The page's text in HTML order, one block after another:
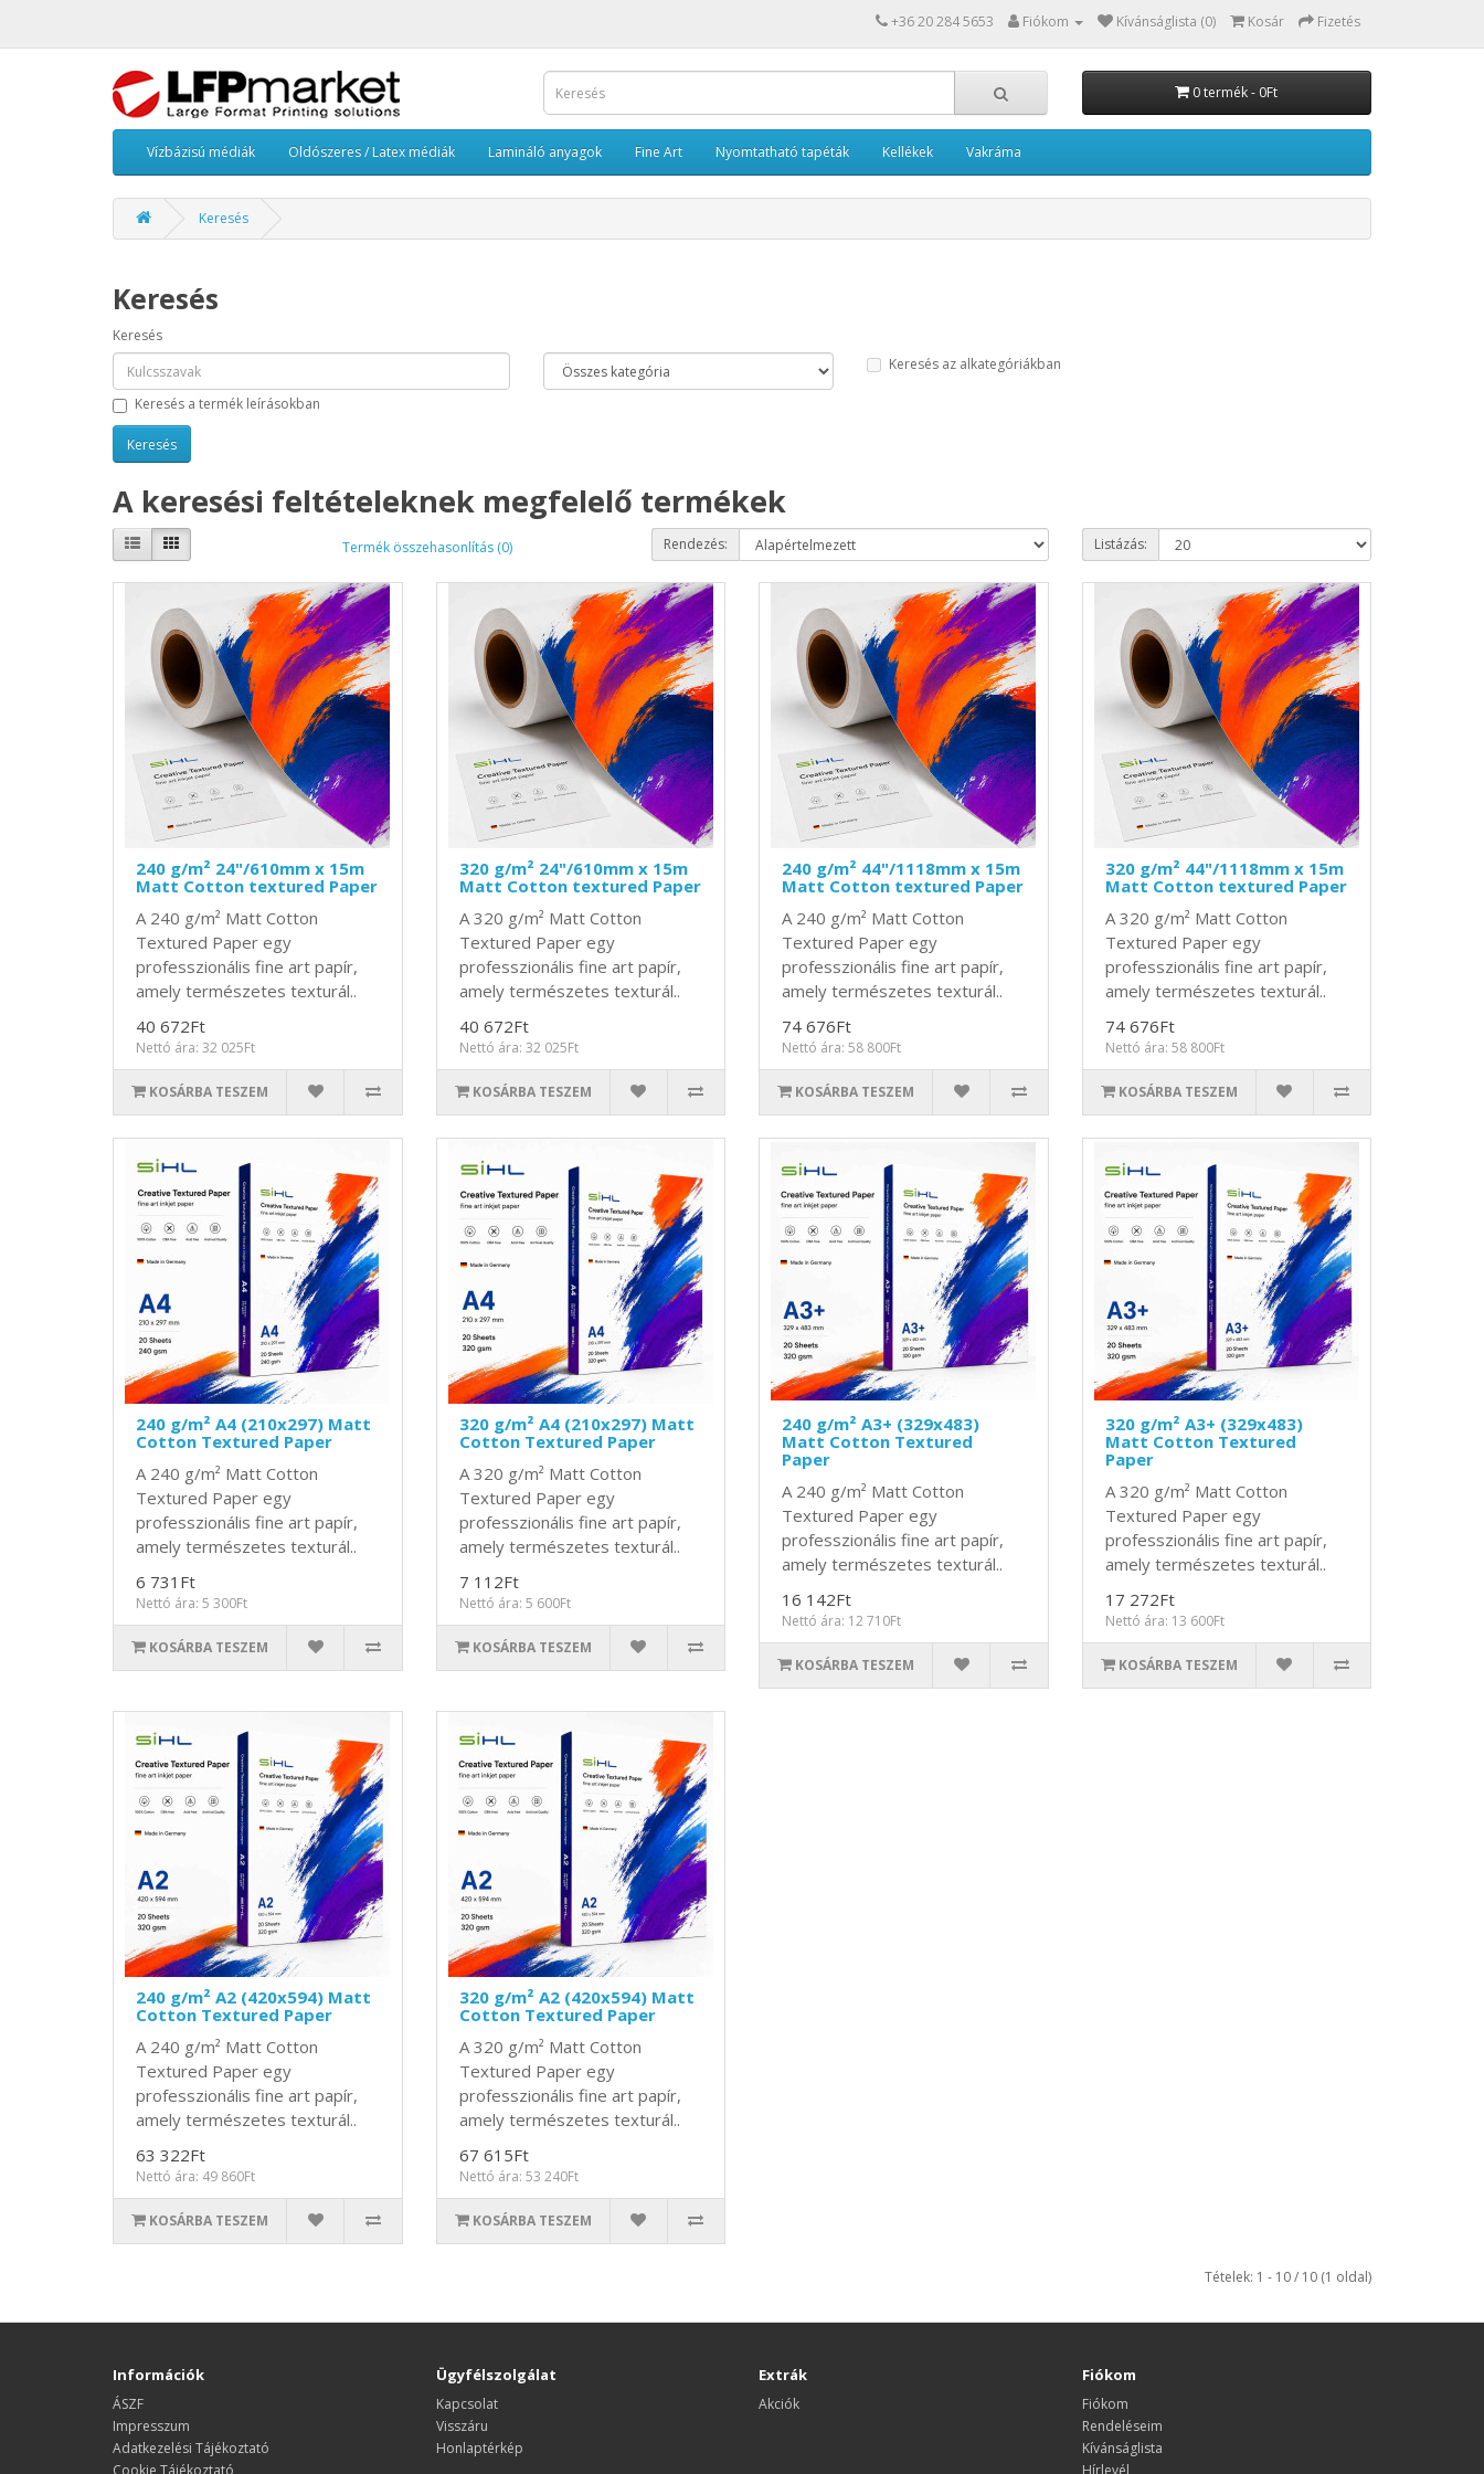
+36 20 284 5653 Fiókom Kívánságlista (0) Kosár Fizetés
0 termék - 0Ft
Vízbázisú médiák Oldószeres / Latex médiák Lamináló anyagok Fine Art Nyomtatható tapéták Kellékek Vakráma
Keresés
Keresés
Keresés
Keresés az alkategóriákban
Keresés a termék leírásokban
A keresési feltételeknek megfelelő termékek
Termék összehasonlítás (0) Rendezés: Listázás:
240 g/m² 24"/610mm x 15m
Matt Cotton textured Paper
A 240 g/m² Matt Cotton
Textured Paper egy
professzionális fine art papír,
amely természetes texturál..
40 672Ft
Nettó ára: 32 025Ft
KOSÁRBA TESZEM
320 g/m² 24"/610mm x 15m
Matt Cotton textured Paper
A 320 g/m² Matt Cotton
Textured Paper egy
professzionális fine art papír,
amely természetes texturál..
40 672Ft
Nettó ára: 32 025Ft
KOSÁRBA TESZEM
240 g/m² 44"/1118mm x 15m
Matt Cotton textured Paper
A 240 g/m² Matt Cotton
Textured Paper egy
professzionális fine art papír,
amely természetes texturál..
74 676Ft
Nettó ára: 58 800Ft
KOSÁRBA TESZEM
320 g/m² 44"/1118mm x 15m
Matt Cotton textured Paper
A 320 g/m² Matt Cotton
Textured Paper egy
professzionális fine art papír,
amely természetes texturál..
74 676Ft
Nettó ára: 58 800Ft
KOSÁRBA TESZEM
240 g/m² A4 (210x297) Matt
Cotton Textured Paper
A 240 g/m² Matt Cotton
Textured Paper egy
professzionális fine art papír,
amely természetes texturál..
6 731Ft
Nettó ára: 5 300Ft
KOSÁRBA TESZEM
320 g/m² A4 (210x297) Matt
Cotton Textured Paper
A 320 g/m² Matt Cotton
Textured Paper egy
professzionális fine art papír,
amely természetes texturál..
7 112Ft
Nettó ára: 5 600Ft
KOSÁRBA TESZEM
240 g/m² A3+ (329x483)
Matt Cotton Textured
Paper
A 240 g/m² Matt Cotton
Textured Paper egy
professzionális fine art papír,
amely természetes texturál..
16 142Ft
Nettó ára: 12 710Ft
KOSÁRBA TESZEM
320 g/m² A3+ (329x483)
Matt Cotton Textured
Paper
A 320 g/m² Matt Cotton
Textured Paper egy
professzionális fine art papír,
amely természetes texturál..
17 272Ft
Nettó ára: 13 600Ft
KOSÁRBA TESZEM
240 g/m² A2 (420x594) Matt
Cotton Textured Paper
A 240 g/m² Matt Cotton
Textured Paper egy
professzionális fine art papír,
amely természetes texturál..
63 322Ft
Nettó ára: 49 860Ft
KOSÁRBA TESZEM
320 g/m² A2 (420x594) Matt
Cotton Textured Paper
A 320 g/m² Matt Cotton
Textured Paper egy
professzionális fine art papír,
amely természetes texturál..
67 615Ft
Nettó ára: 53 240Ft
KOSÁRBA TESZEM
Tételek: 1 - 10 / 10 (1 oldal)
Információk
ÁSZF
Impresszum
Adatkezelési Tájékoztató
Cookie Tájékoztató
Ügyfélszolgálat
Kapcsolat
Visszáru
Honlaptérkép
Extrák
Akciók
Fiókom
Fiókom
Rendeléseim
Kívánságlista
Hírlevél